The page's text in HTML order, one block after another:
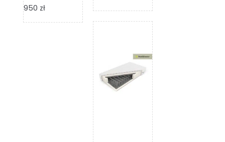
950 złZakres
cen:
od
1
361 zł
do
2
352 zł